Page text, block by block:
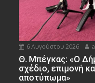
6 Αυγούστου 2026
Θ. Μπέγκας: «Ο
σχέδιο, επιμονή
αποτύπωμα»